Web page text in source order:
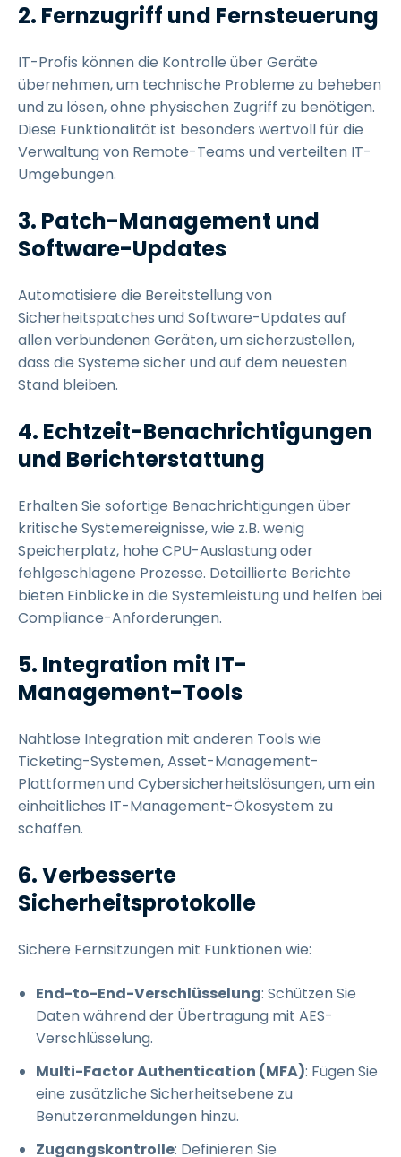
2. Fernzugriff und Fernsteuerung
IT-Profis können die Kontrolle über Geräte
übernehmen, um technische Probleme zu beheben
und zu lösen, ohne physischen Zugriff zu benötigen.
Diese Funktionalität ist besonders wertvoll für die
Verwaltung von Remote-Teams und verteilten IT-
Umgebungen.
3. Patch-Management und
Software-Updates
Automatisiere die Bereitstellung von
Sicherheitspatches und Software-Updates auf
allen verbundenen Geräten, um sicherzustellen,
dass die Systeme sicher und auf dem neuesten
Stand bleiben.
4. Echtzeit-Benachrichtigungen
und Berichterstattung
Erhalten Sie sofortige Benachrichtigungen über
kritische Systemereignisse, wie z.B. wenig
Speicherplatz, hohe CPU-Auslastung oder
fehlgeschlagene Prozesse. Detaillierte Berichte
bieten Einblicke in die Systemleistung und helfen bei
Compliance-Anforderungen.
5. Integration mit IT-
Management-Tools
Nahtlose Integration mit anderen Tools wie
Ticketing-Systemen, Asset-Management-
Plattformen und Cybersicherheitslösungen, um ein
einheitliches IT-Management-Ökosystem zu
schaffen.
6. Verbesserte
Sicherheitsprotokolle
Sichere Fernsitzungen mit Funktionen wie:
End-to-End-Verschlüsselung: Schützen Sie
Daten während der Übertragung mit AES-
Verschlüsselung.
Multi-Factor Authentication (MFA): Fügen Sie
eine zusätzliche Sicherheitsebene zu
Benutzeranmeldungen hinzu.
Zugangskontrolle: Definieren Sie